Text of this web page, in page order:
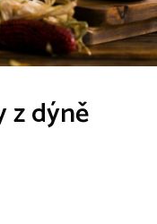
z dýně